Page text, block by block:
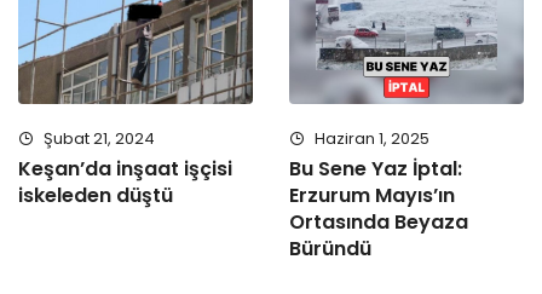
Şubat 21, 2024
Keşan’da inşaat işçisi
iskeleden düştü
Haziran 1, 2025
Bu Sene Yaz İptal:
Erzurum Mayıs’ın
Ortasında Beyaza
Büründü